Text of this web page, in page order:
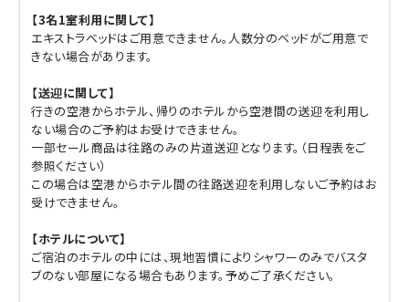
【3名1室利用に関して】
エキストラベッドはご用意できません。人数分のベッドがご用意で
きない場合があります。
【送迎に関して】
行きの空港からホテル、帰りのホテルから空港間の送迎を利用し
ない場合のご予約はお受けできません。
一部セール商品は往路のみの片道送迎となります。（日程表をご
参照ください）
この場合は空港からホテル間の往路送迎を利用しないご予約はお
受けできません。
【ホテルについて】
ご宿泊のホテルの中には、現地習慣によりシャワーのみでバスタ
ブのない部屋になる場合もあります。予めご了承ください。